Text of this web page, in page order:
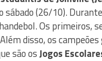
sábado (26/10).
Os primeiros,
disso, os
são osJogos